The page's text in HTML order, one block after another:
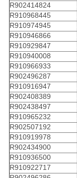
R902414824
R910968445
R910974945
R910946866
R910929847
R910940008
R910966933
R902496287
R910916947
R902408389
R902438497
R910965232
R902507192
R910919978
R902434900
R910936500
R910922717